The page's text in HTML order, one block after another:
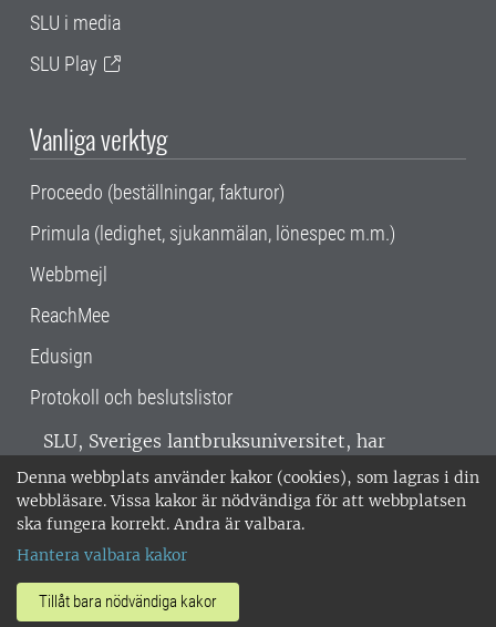
Denna webbplats använder kakor (cookies), som lagras i din
webbläsare. Vissa kakor är nödvändiga för att webbplatsen
ska fungera korrekt. Andra är valbara.
Hantera valbara kakor
Tillåt bara nödvändiga kakor
SLU i media
SLU Play
Vanliga verktyg
Proceedo (beställningar, fakturor)
Primula (ledighet, sjukanmälan, lönespec m.m.)
Webbmejl
ReachMee
Edusign
Protokoll och beslutslistor
SLU, Sveriges lantbruksuniversitet, har
verksamhet över hela Sverige. Huvudorter är
Alnarp, Uppsala och Umeå.SLU är
miljöcertifierat enligt ISO 14001. •
018-67 10 00 • Org nr: 202100-2817 •
Om SLU:s webbplatser